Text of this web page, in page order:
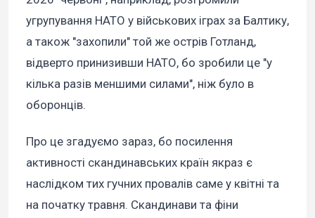
угрупування НАТО у військових іграх за Балтику,
а також "захопили" той же острів Готланд,
відверто принизивши НАТО, бо зробили це "у
кілька разів меншими силами", ніж було в
оборонців.
Про це згадуємо зараз, бо посилення
активності скандинавських країн якраз є
наслідком тих гучних провалів саме у квітні та
на початку травня. Скандинави та фіни